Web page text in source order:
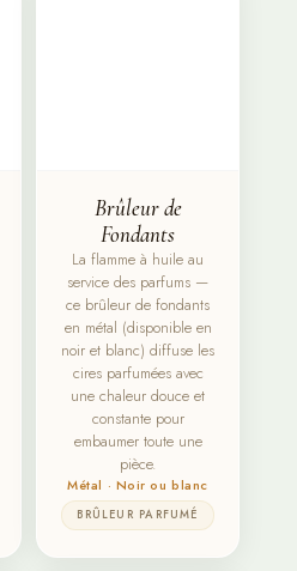
Brûleur de
Fondants
La flamme à huile au
service des parfums —
ce brûleur de fondants
en métal (disponible en
noir et blanc) diffuse les
cires parfumées avec
une chaleur douce et
constante pour
embaumer toute une
pièce.
Métal · Noir ou blanc
BRÛLEUR PARFUMÉ